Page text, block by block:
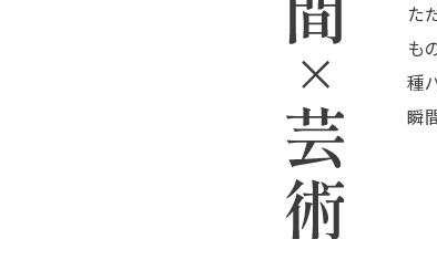
た
も
種
瞬